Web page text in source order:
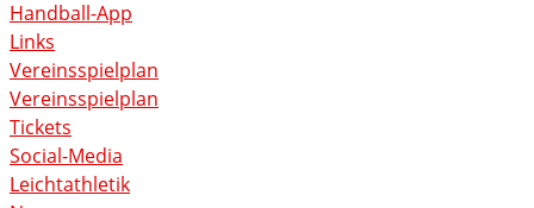
Handball-App
Links
Vereinsspielplan
Vereinsspielplan
Tickets
Social-Media
Leichtathletik